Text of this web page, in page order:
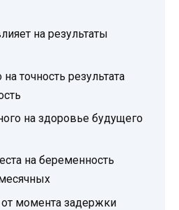
на результаты
точность результата
на здоровье будущего
на беременность
момента задержки